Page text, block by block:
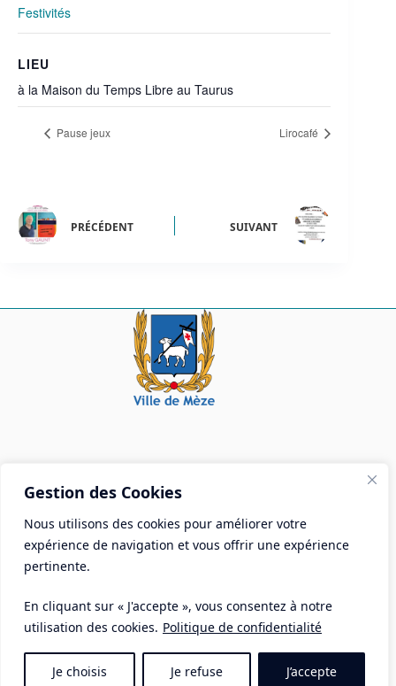
Gestion des Cookies
Nous utilisons des cookies pour améliorer votre
expérience de navigation et vous offrir une expérience
pertinente.
En cliquant sur « J'accepte », vous consentez à notre
utilisation des cookies. Politique de confidentialité
Je choisis Je refuse J’accepte
Festivités
LIEU
à la Maison du Temps Libre au Taurus
Pause jeux Lirocafé
PRÉCÉDENT SUIVANT
Mairie de Mèze
Place Aristide Briand - BP 28 34140 Mèze
Tél :04 67 18 30 30
Mail :
Mentions Légales